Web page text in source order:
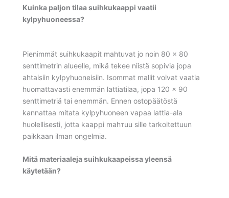
Kuinka paljon tilaa suihkukaappi vaatii
kylpyhuoneessa?
Pienimmät suihkukaapit mahtuvat jo noin 80 x 80
senttimetrin alueelle, mikä tekee niistä sopivia jopa
ahtaisiin kylpyhuoneisiin. Isommat mallit voivat vaatia
huomattavasti enemmän lattiatilaa, jopa 120 x 90
senttimetriä tai enemmän. Ennen ostopäätöstä
kannattaa mitata kylpyhuoneen vapaa lattia-ala
huolellisesti, jotta kaappi mahтuu sille tarkoitettuun
paikkaan ilman ongelmia.
Mitä materiaaleja suihkukaapeissa yleensä
käytetään?